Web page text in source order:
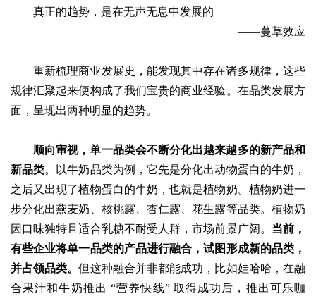
真正的趋势，是在无声无息中发展的
——蔓草效应
重新梳理商业发展史，能发现其中存在诸多规律，这些
规律汇聚起来便构成了我们宝贵的商业经验。在品类发展方
面，呈现出两种明显的趋势。
顺向审视，单一品类会不断分化出越来越多的新产品和
新品类。以牛奶品类为例，它先是分化出动物蛋白的牛奶，
之后又出现了植物蛋白的牛奶，也就是植物奶。植物奶进一
步分化出燕麦奶、核桃露、杏仁露、花生露等品类。植物奶
因口味独特且适合乳糖不耐受人群，市场前景广阔。 当前，
有些企业将单一品类的产品进行融合，试图形成新的品类，
并占领品类。但这种融合并非都能成功，比如娃哈哈，在融
合果汁和牛奶推出 “营养快线” 取得成功后，推出可乐咖